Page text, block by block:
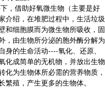
，借助好氧微生物（主要是好
介绍，在堆肥过程中，生活垃圾
和细胞膜而为微生物所吸收，固
，由生物所分泌的胞外酶分解为
的生命活动----氧化、还原、
化成简单的无机物，并放出生物
为生物体所必需的营养物质，
殖，产生更多的生物体。